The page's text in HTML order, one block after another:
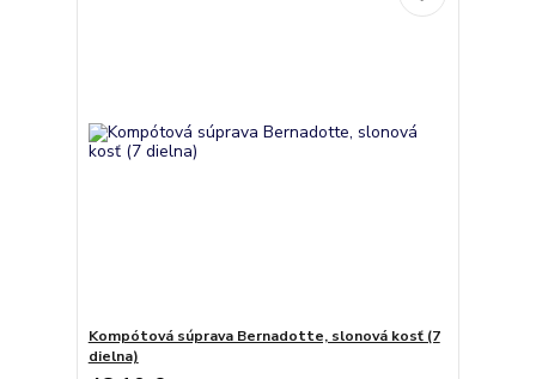
Kompótová súprava Bernadotte, slonová kosť (7
dielna)